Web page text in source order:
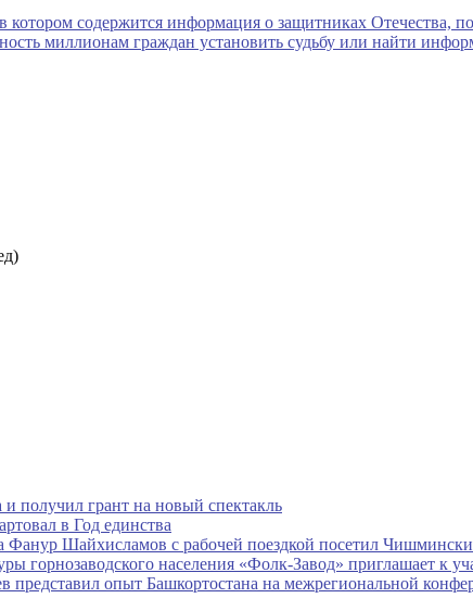
и получил грант на новый спектакль
в Год единства
Шайхисламов с рабочей поездкой посетил
горнозаводского населения «Фолк-Завод» приглашает к
представил опыт Башкортостана на межрегиональной